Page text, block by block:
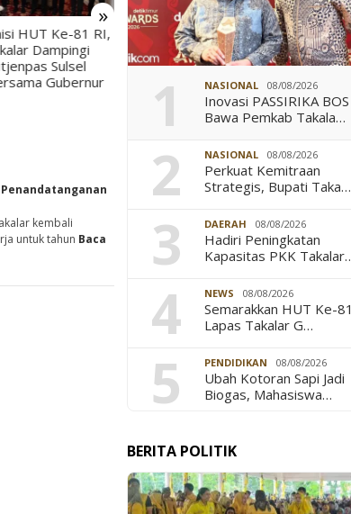
»
Ke-81 RI,
Resmi Buka
Petugas dan
Resmi Buka Takalar Award
2026, Bupati Daeng Manye
Minta Inovasi Jadi Budaya
kembali
untuk tahun Baca
1 NASIONAL 08/08/2026
Inovasi PASSIRIKA BOS
Bawa Pemkab Takala…
2 NASIONAL 08/08/2026
Perkuat Kemitraan
Strategis, Bupati Taka…
3 DAERAH 08/08/2026
Hadiri Peningkatan
Kapasitas PKK
4 NEWS 08/08/2026
Semarakkan HUT Ke-
Lapas Takalar G…
5 PENDIDIKAN 08/08/2026
Ubah Kotoran Sapi Jadi
Biogas, Mahasiswa…
BERITA POLITIK